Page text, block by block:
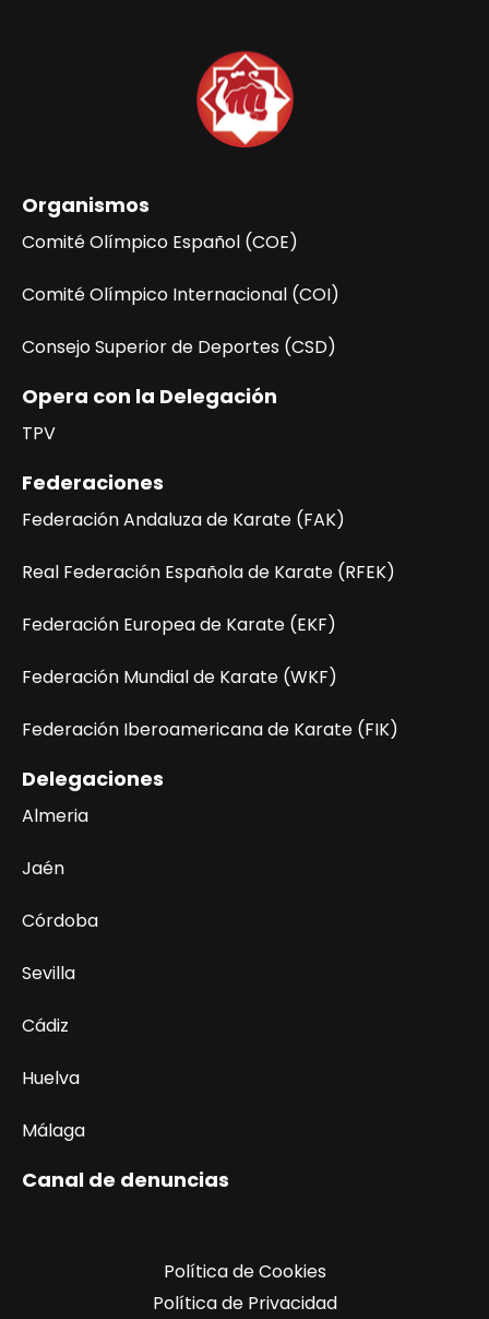
Organismos
Comité Olímpico Español (COE)
Comité Olímpico Internacional (COI)
Consejo Superior de Deportes (CSD)
Opera con la Delegación
TPV
Federaciones
Federación Andaluza de Karate (FAK)
Real Federación Española de Karate (RFEK)
Federación Europea de Karate (EKF)
Federación Mundial de Karate (WKF)
Federación Iberoamericana de Karate (FIK)
Delegaciones
Almeria
Jaén
Córdoba
Sevilla
Cádiz
Huelva
Málaga
Canal de denuncias
Política de Cookies
Política de Privacidad